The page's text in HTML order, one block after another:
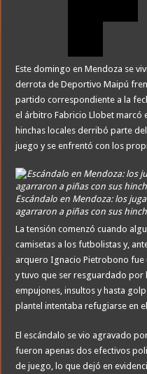
Este domingo en Mendoza se
derrota de Deportivo Maipú
partido correspondiente a la
el árbitro Fabricio Llobet marcó
hinchas locales derribó parte
juego y se enfrentó con los
Escándalo en Mendoza: los
agarraron a piñas con sus
La tensión comenzó cuando
camisetas a los futbolistas y,
arquero Ignacio Pietrobono
y tuvo que ser resguardado por
empujones, insultos y hasta
plantel intentaba refugiarse en
El escándalo se vio agravado
fueron apenas dos efectivos
de juego, lo que dejó en